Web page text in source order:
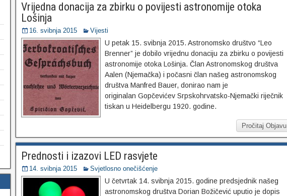
Vrijedna donacija za zbirku o povijesti astronomije otoka
Lošinja
16. svibnja 2015 Vijesti
U petak 15. svibnja 2015. Astronomsko društvo “Leo
Brenner” je dobilo vrijednu donaciju za zbirku o povijesti
astronomije otoka Lošinja. Član Astronomskog društva
Aalen (Njemačka) i počasni član našeg astronomskog
društva Manfred Bauer, donirao nam je
originalan Gopčevićev Srpskohrvatsko-Njemački riječnik
tiskan u Heidelbergu 1920. godine.
Pročitaj Objavu
Prednosti i izazovi LED rasvjete
14. svibnja 2015 Svjetlosno onečišćenje
U četvrtak 14. svibnja 2015. godine predsjednik našeg
astronomskog društva Dorian Božičević uputio je dopis